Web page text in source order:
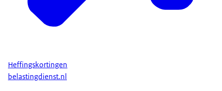
Heffingskortingen
belastingdienst.nl